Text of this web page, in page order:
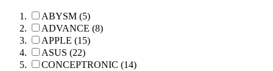
ABYSM (5)
ADVANCE (8)
APPLE (15)
ASUS (22)
CONCEPTRONIC (14)